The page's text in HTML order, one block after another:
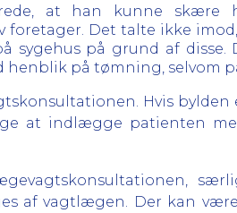
at han kunne
Det talte ikke
på grund af disse.
på tømning, selvom
Hvis bylden
at indlægge patienten
af vagtlægen. Der kan